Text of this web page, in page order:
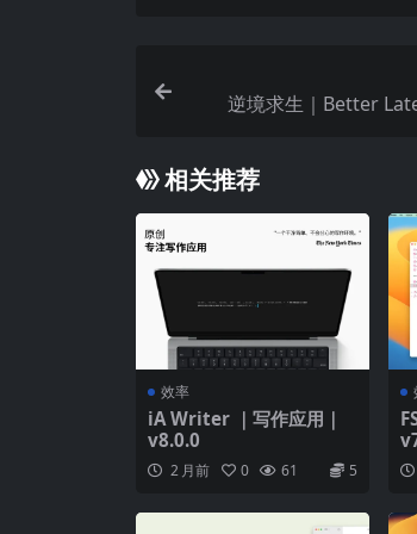
逆境求生｜Better
相关推荐
效率
iA Writer ｜写作应用｜
v8.0.0
2 月前 0 61 5